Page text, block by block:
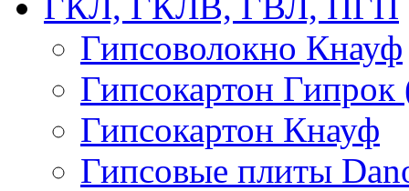
Гипсоволокно Кнауф
Гипсокартон Гипрок
Гипсокартон Кнауф
Гипсовые плиты